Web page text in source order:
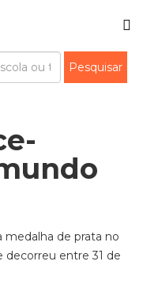
medalha de prata no
decorreu entre 31 de